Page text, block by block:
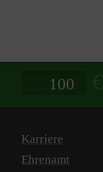
Karriere
Ehrenamt